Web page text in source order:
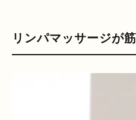
リンパマッサージが